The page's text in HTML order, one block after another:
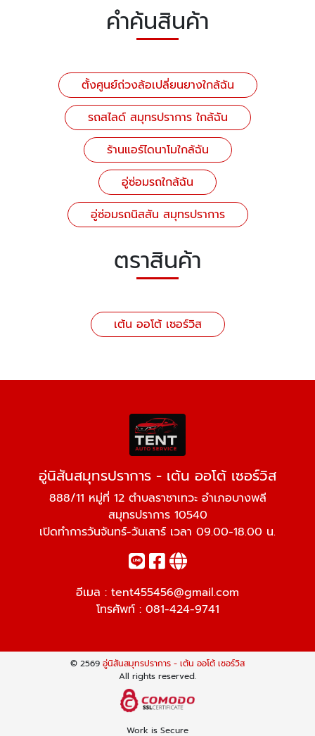
คำค้นสินค้า
ตั้งศูนย์ถ่วงล้อเปลี่ยนยางใกล้ฉัน
รถสไลด์ สมุทรปราการ ใกล้ฉัน
ร้านแอร์ไดนาโมใกล้ฉัน
อู่ซ่อมรถใกล้ฉัน
อู่ซ่อมรถนิสสัน สมุทรปราการ
ตราสินค้า
เต้น ออโต้ เซอร์วิส
อู่นิสันสมุทรปราการ - เต้น ออโต้ เซอร์วิส
888/11 หมู่ที่ 12 ตำบลราชาเทวะ อำเภอบางพลี
สมุทรปราการ 10540
เปิดทำการวันจันทร์-วันเสาร์ เวลา 09.00-18.00 น.
อีเมล : tent455456@gmail.com
โทรศัพท์ : 081-424-9741
© 2569 อู่นิสันสมุทรปราการ - เต้น ออโต้ เซอร์วิส
All rights reserved.
Work is Secure